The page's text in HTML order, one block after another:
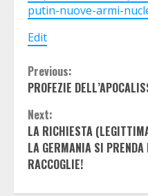
putin-nuove-armi-
Edit
Continue
Reading
Previous:
PROFEZIE
Next:
LA RICHIESTA
LA GERMANIA SI
RACCOGLIE!